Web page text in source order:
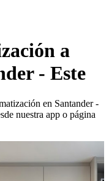
a
- Este
en Santander -
nuestra app o página